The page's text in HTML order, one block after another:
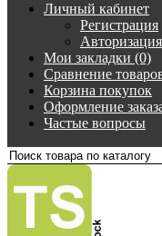
Личный кабинет
Регистрация
Авторизация
Мои закладки (0)
Сравнение
Корзина покупок
Оформление
Частые вопросы